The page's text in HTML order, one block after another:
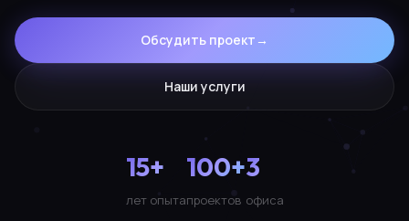
Обсудить проект →
Наши услуги
15+
лет опыта
100+
проектов
3
офиса